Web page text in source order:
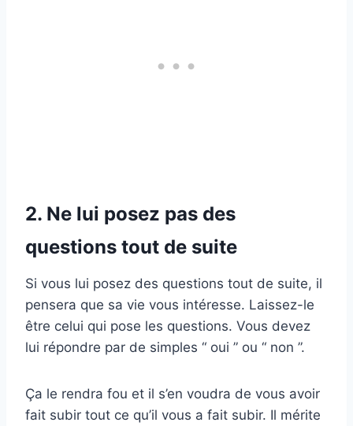
2. Ne lui posez pas des
questions tout de suite
Si vous lui posez des questions tout de suite, il
pensera que sa vie vous intéresse. Laissez-le
être celui qui pose les questions. Vous devez
lui répondre par de simples “ oui ” ou “ non ”.
Ça le rendra fou et il s’en voudra de vous avoir
fait subir tout ce qu’il vous a fait subir. Il mérite